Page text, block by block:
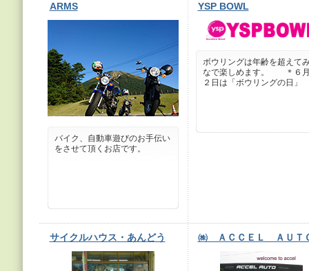
ARMS
バイク、自動車遊びのお手伝い
をさせて頂くお店です。
YSP BOWL
ボウリングは年齢を超えて
なで楽しめます。 ＊６
２日は「ボウリングの日」
サイクルハウス・あんどう ㈱ ＡＣＣＥＬ ＡＵＴ